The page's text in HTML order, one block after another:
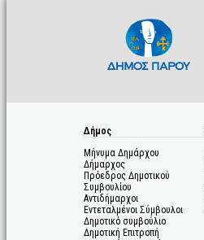
Δήμος
Μήνυμα Δημάρχου
Δήμαρχος
Πρόεδρος Δημοτικού
Συμβουλίου
Αντιδήμαρχοι
Εντεταλμένοι Σύμβουλοι
Δημοτικό συμβούλιο
Δημοτική Επιτροπή